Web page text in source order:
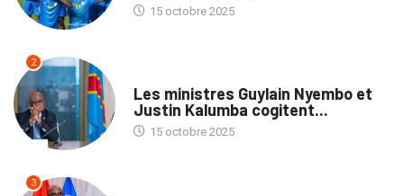
15 octobre 2025
2
Les ministres Guylain Nyembo et
Justin Kalumba cogitent...
15 octobre 2025
3